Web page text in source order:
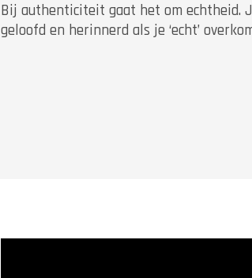
Bij authenticiteit gaat het om echtheid.
geloofd en herinnerd als je ‘echt’